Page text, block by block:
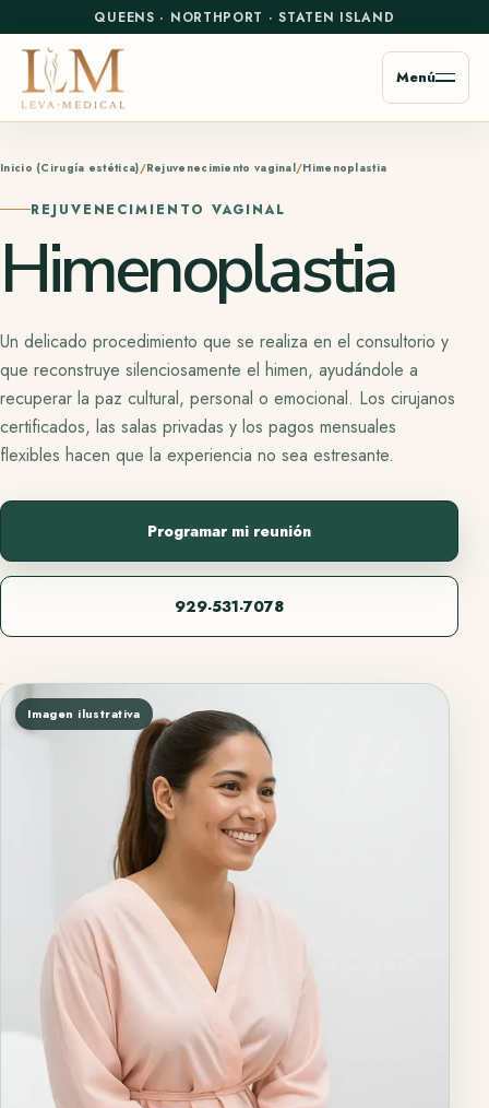
QUEENS · NORTHPORT · STATEN ISLAND
Menú
Inicio (Cirugía estética) Rejuvenecimiento vaginal Himenoplastia
REJUVENECIMIENTO VAGINAL
Himenoplastia
Un delicado procedimiento que se realiza en el consultorio y
que reconstruye silenciosamente el himen, ayudándole a
recuperar la paz cultural, personal o emocional. Los cirujanos
certificados, las salas privadas y los pagos mensuales
flexibles hacen que la experiencia no sea estresante.
Programar mi reunión
929-531-7078
Imagen ilustrativa